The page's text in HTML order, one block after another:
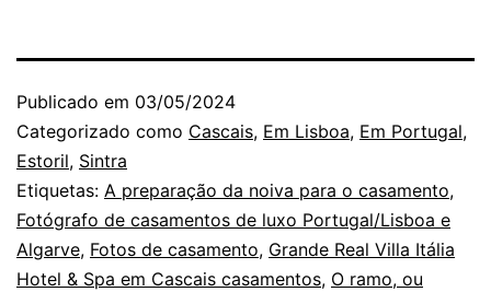
Publicado em 03/05/2024
Categorizado como Cascais, Em Lisboa, Em Portugal,
Estoril, Sintra
Etiquetas: A preparação da noiva para o casamento,
Fotógrafo de casamentos de luxo Portugal/Lisboa e
Algarve, Fotos de casamento, Grande Real Villa Itália
Hotel & Spa em Cascais casamentos, O ramo, ou